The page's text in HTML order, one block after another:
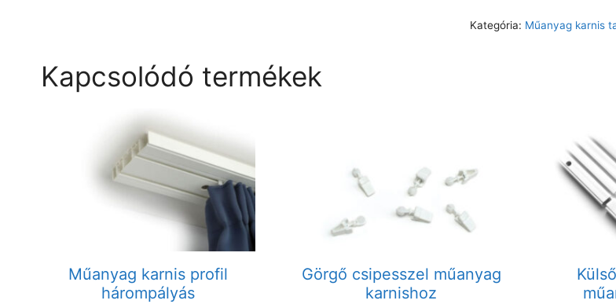
Kategória: Műanyag karnis
Kapcsolódó termékek
Műanyag karnis profil
hárompályás
Görgő csipesszel műanyag
karnishoz